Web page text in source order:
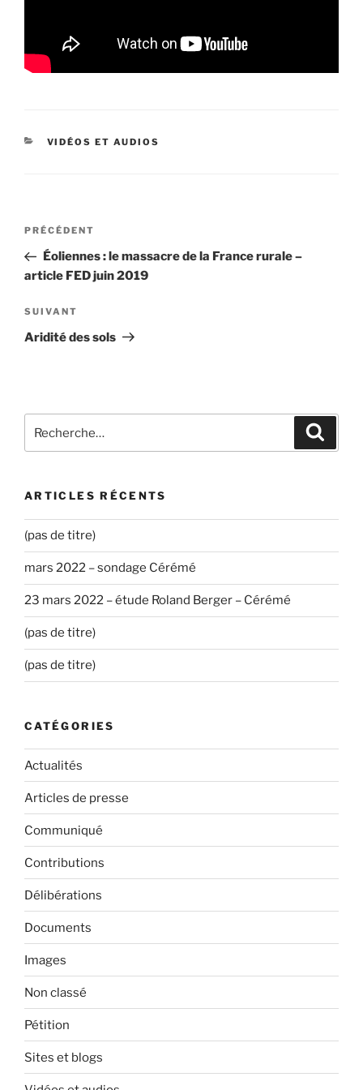
CATÉGORIES
VIDÉOS ET AUDIOS
Navigation
l’article
Article
précédent
PRÉCÉDENT
Éoliennes : le massacre de la France rurale –
article FED juin 2019
Article
suivant
SUIVANT
Aridité des sols
pour
ARTICLES RÉCENTS
(pas de titre)
mars 2022 – sondage Cérémé
23 mars 2022 – étude Roland Berger – Cérémé
(pas de titre)
(pas de titre)
CATÉGORIES
Actualités
Articles de presse
Communiqué
Contributions
Délibérations
Documents
Images
Non classé
Pétition
Sites et blogs